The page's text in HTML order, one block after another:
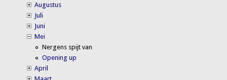
Augustus
Juli
Juni
Mei
Nergens spijt van
Opening up
April